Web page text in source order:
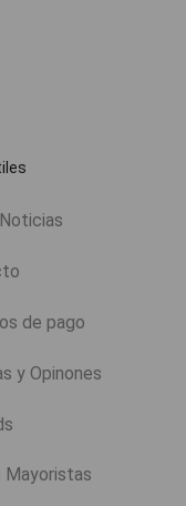
de pago
y Opinones
Mayoristas